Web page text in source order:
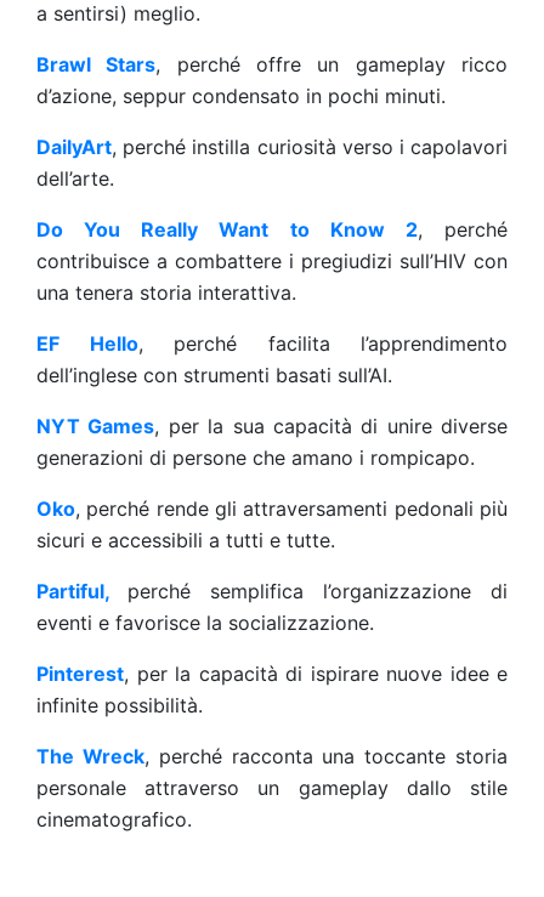
a sentirsi) meglio.
Brawl Stars, perché offre un gameplay ricco
d’azione, seppur condensato in pochi minuti.
DailyArt, perché instilla curiosità verso i capolavori
dell’arte.
Do You Really Want to Know 2, perché
contribuisce a combattere i pregiudizi sull’HIV con
una tenera storia interattiva.
EF Hello, perché facilita l’apprendimento
dell’inglese con strumenti basati sull’AI.
NYT Games, per la sua capacità di unire diverse
generazioni di persone che amano i rompicapo.
Oko, perché rende gli attraversamenti pedonali più
sicuri e accessibili a tutti e tutte.
Partiful,
perché semplifica l’organizzazione di
eventi e favorisce la socializzazione.
Pinterest, per la capacità di ispirare nuove idee e
infinite possibilità.
The Wreck, perché racconta una toccante storia
personale attraverso un gameplay dallo stile
cinematografico.